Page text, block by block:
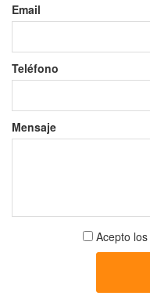
Email
Teléfono
Mensaje
Aceptar
términos
Acepto los